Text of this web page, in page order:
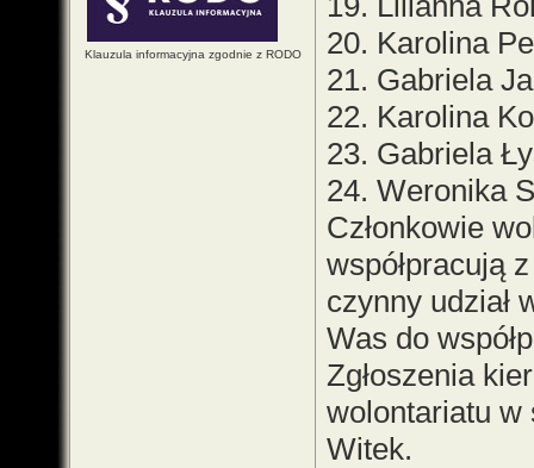
Klauzula informacyjna zgodnie z RODO
20. Karolina
21. Gabriela
22. Karolina
23. Gabriela
24. Weronika
Członkowie
współpracują
czynny udział
Was do
Zgłoszenia
wolontariatu w
Witek.